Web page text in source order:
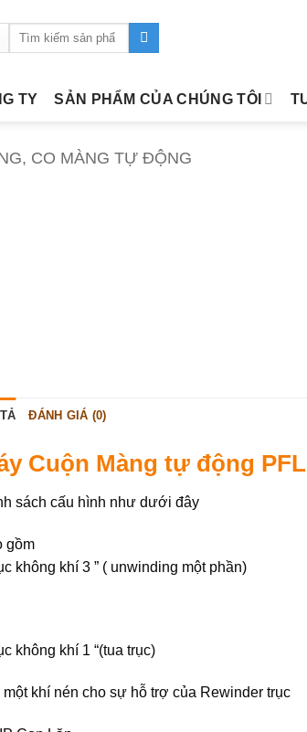
Tìm
TY SẢN PHẨM CỦA CHÚNG TÔI
CO MÀNG TỰ ĐỘNG
ĐÁNH GIÁ (0)
Cuộn Màng tự động
sách cấu hình như dưới đây
gồm
không khí 3 ” ( unwinding một phần)
không khí 1 “(tua trục)
khí nén cho sự hỗ trợ của Rewinder trục